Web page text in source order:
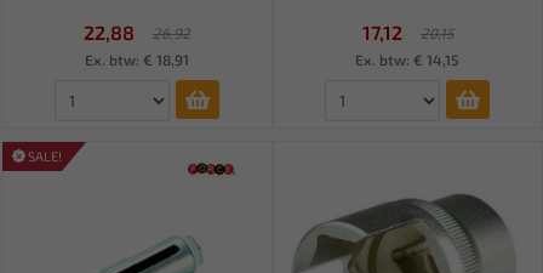
22,88
26,92
Ex. btw: € 18,91
17,12
20,15
Ex. btw: € 14,15
SALE!